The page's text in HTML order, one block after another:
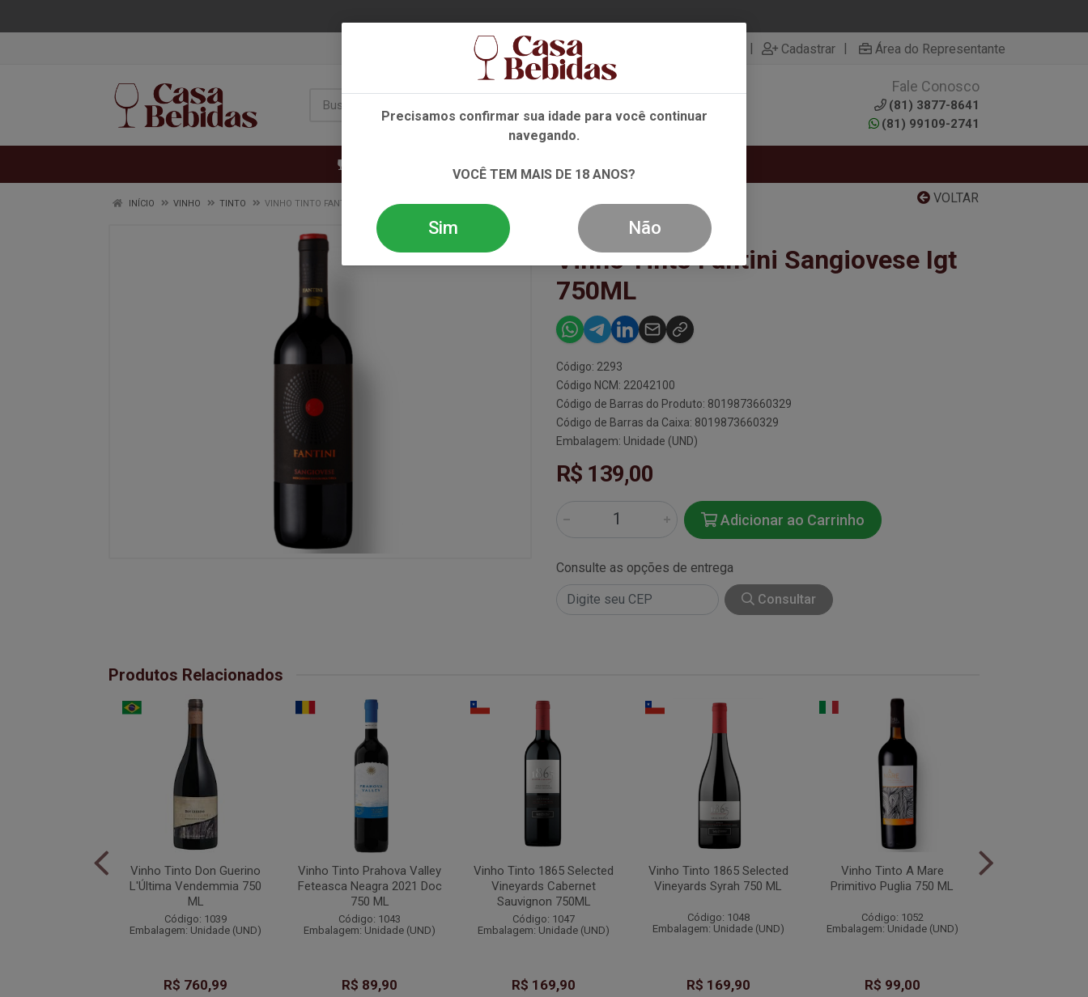
| Cadastrar | Área do Representante
Fale Conosco
(81) 3877-8641
(81) 99109-2741
VOLTAR
INÍCIO VINHO TINTO VINHO TINTO FANTINI SANGIOVESE IGT 750ML
Vinho Tinto Fantini Sangiovese Igt
750ML
Código: 2293
Código NCM: 22042100
Código de Barras do Produto: 8019873660329
Código de Barras da Caixa: 8019873660329
Embalagem: Unidade (UND)
R$ 139,00
Adicionar ao Carrinho
Consulte as opções de entrega
Consultar
Produtos Relacionados
Vinho Tinto Don Guerino
L'Última Vendemmia 750
ML
Código: 1039
Embalagem: Unidade (UND)
R$ 760,99
Vinho Tinto Prahova Valley
Feteasca Neagra 2021 Doc
750 ML
Código: 1043
Embalagem: Unidade (UND)
R$ 89,90
Vinho Tinto 1865 Selected
Vineyards Cabernet
Sauvignon 750ML
Código: 1047
Embalagem: Unidade (UND)
R$ 169,90
Vinho Tinto 1865 Selected
Vineyards Syrah 750 ML
Código: 1048
Embalagem: Unidade (UND)
R$ 169,90
Vinho Tinto A Mare
Primitivo Puglia 750 ML
Código: 1052
Embalagem: Unidade (UND)
R$ 99,00
Precisamos confirmar sua idade para você continuar
navegando.
VOCÊ TEM MAIS DE 18 ANOS?
Sim Não